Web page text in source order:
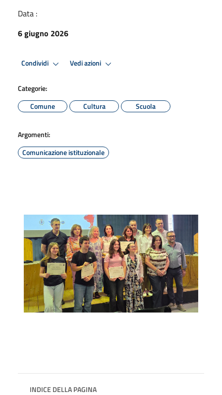
Data :
6 giugno 2026
Condividi Vedi azioni
Categorie:
Comune
Cultura Scuola
Argomenti:
Comunicazione istituzionale
INDICE DELLA PAGINA